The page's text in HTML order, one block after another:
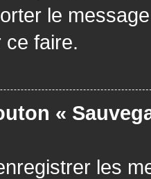
le
ce faire.
«
les